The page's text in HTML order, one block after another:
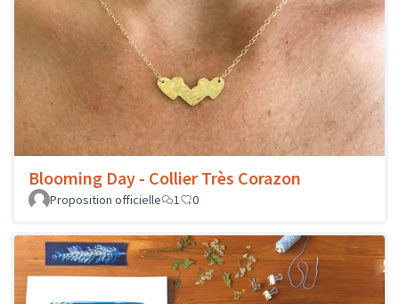
Blooming Day - Collier Très Corazon
Proposition officielle 1 0